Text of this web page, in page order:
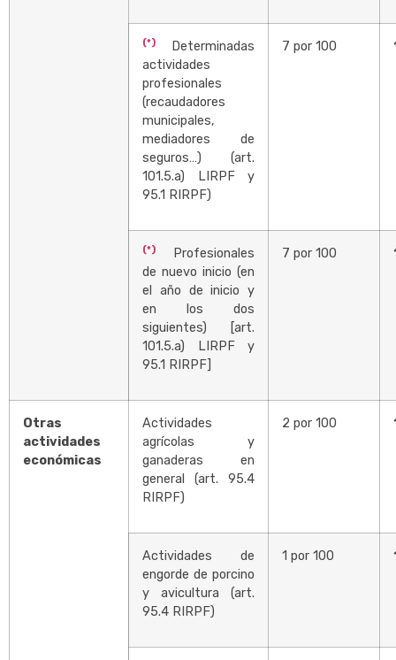
(*)
Determinadas
actividades
profesionales
(recaudadores
municipales,
mediadores de
seguros…) (art.
101.5.a) LIRPF y
95.1 RIRPF)
7 por 100
(*)
Profesionales
de nuevo inicio (en
el año de inicio y
en los dos
siguientes) [art.
101.5.a) LIRPF y
95.1 RIRPF]
7 por 100
Otras
actividades
económicas
Actividades
agrícolas y
ganaderas en
general (art. 95.4
RIRPF)
2 por 100
Actividades de
engorde de porcino
y avicultura (art.
95.4 RIRPF)
1 por 100